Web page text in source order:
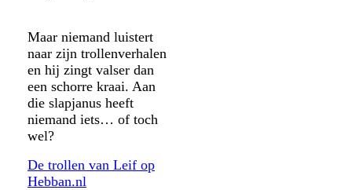
Maar niemand luistert
naar zijn trollenverhalen
en hij zingt valser dan
een schorre kraai. Aan
die slapjanus heeft
niemand iets… of toch
wel?
De trollen van Leif op
Hebban.nl